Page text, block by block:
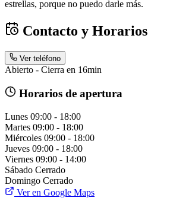
estrellas, porque no puedo darle más.
Contacto y Horarios
Ver teléfono
Abierto - Cierra en 16min
Horarios de apertura
Lunes 09:00 - 18:00
Martes 09:00 - 18:00
Miércoles 09:00 - 18:00
Jueves 09:00 - 18:00
Viernes 09:00 - 14:00
Sábado Cerrado
Domingo Cerrado
Ver en Google Maps